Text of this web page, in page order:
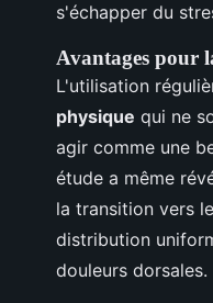
s'échapper du
Avantages pour
L'utilisation
physique qui ne
agir comme une
étude a même
la transition vers
distribution
douleurs dorsales.